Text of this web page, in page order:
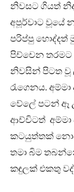
නිවසට ගියත්
අපූර්වාට වූයේ
පරිප්පු
පිච්චෙන තරමට
නිවසින් පිටත වූ
රැගෙනය.
වේලේ පටන්
ආච්චිටත් අම්මා
කටයුත්තක්
තමා බිම
කඳුලක් එකතු